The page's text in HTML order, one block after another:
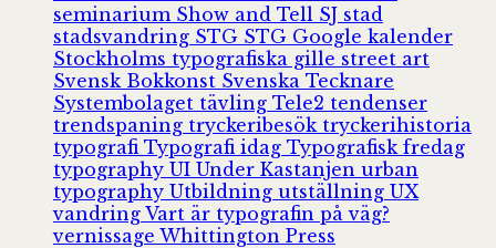
seminarium Show and Tell SJ stad
stadsvandring STG STG Google kalender
Stockholms typografiska gille street art
Svensk Bokkonst Svenska Tecknare
Systembolaget tävling Tele2 tendenser
trendspaning tryckeribesök tryckerihistoria
typografi Typografi idag Typografisk fredag
typography UI Under Kastanjen urban
typography Utbildning utställning UX
vandring Vart är typografin på väg?
vernissage Whittington Press